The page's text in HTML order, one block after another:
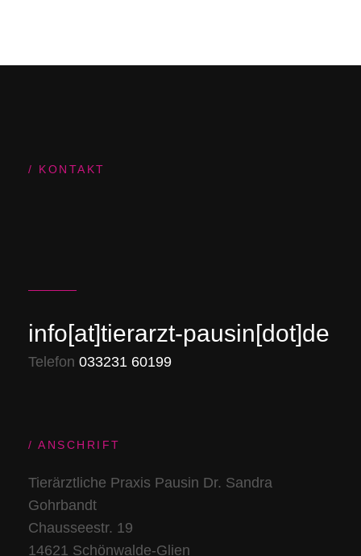
KONTAKT
info[at]tierarzt-pausin[dot]de
Telefon 033231 60199
ANSCHRIFT
Tierärztliche Praxis Pausin Dr. Sandra
Gohrbandt
Chausseestr. 19
14621 Schönwalde-Glien